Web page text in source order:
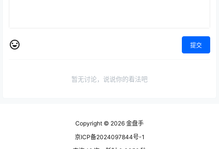
提交
暂无讨论，说说你的看法吧
Copyright © 2026 金盘手
京ICP备2024097844号-1